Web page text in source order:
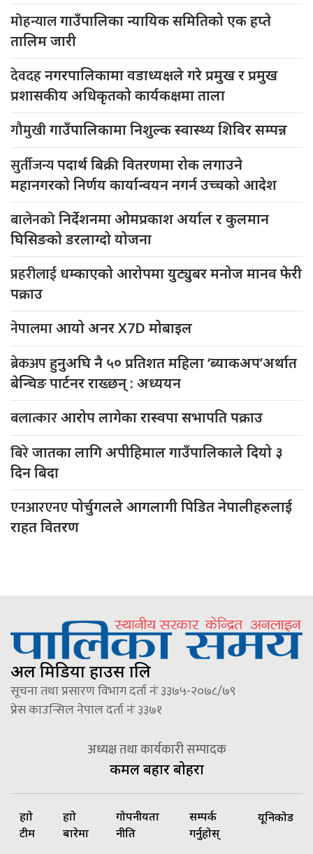
मोहन्यालगाउँपालिका न्यायिक समितिको एक हप्ते
तालिम जारी
देवदहनगरपालिकामा वडाध्यक्षले गरे प्रमुख र प्रमुख
प्रशासकीय अधिकृतको कार्यकक्षमा ताला
गौमुखीगाउँपालिकामा निशुल्क स्वास्थ्य शिविर सम्पन्न
सुर्तीजन्यपदार्थ बिक्री वितरणमा रोक लगाउने
महानगरको निर्णय कार्यान्वयन नगर्न उच्चको आदेश
बालेनकोनिर्देशनमा ओमप्रकाश अर्याल र कुलमान
घिसिङको डरलाग्दो योजना
प्रहरीलाई धम्काएको आरोपमा युट्युबर मनोज मानव फेरी
पक्राउ
नेपालमाआयो अनर X7D मोबाइल
ब्रेकअपहुनुअघि नै ५० प्रतिशत महिला ‘ब्याकअप’अर्थात
बेन्चिङ पार्टनर राख्छन् : अध्ययन
बलात्कारआरोप लागेका रास्वपा सभापति पक्राउ
बिरेजातका लागि अपीहिमाल गाउँपालिकाले दियो ३
दिन बिदा
एनआरएनएपोर्चुगलले आगलागी पिडित नेपालीहरुलाई
राहत वितरण
अल मिडिया हाउस प्रालि
सूचना तथा प्रसारण विभाग दर्ता नंः ३३७५-२०७८/७९
प्रेस काउन्सिल नेपाल दर्ता नंः ३३७१
अध्यक्ष तथा कार्यकारी सम्पादक
कमल बहादुर बोहरा
हाम्रो
टीम
हाम्रो
बारेमा
गोपनीयता
नीति
सम्पर्क
गर्नुहोस्
यूनिकोड